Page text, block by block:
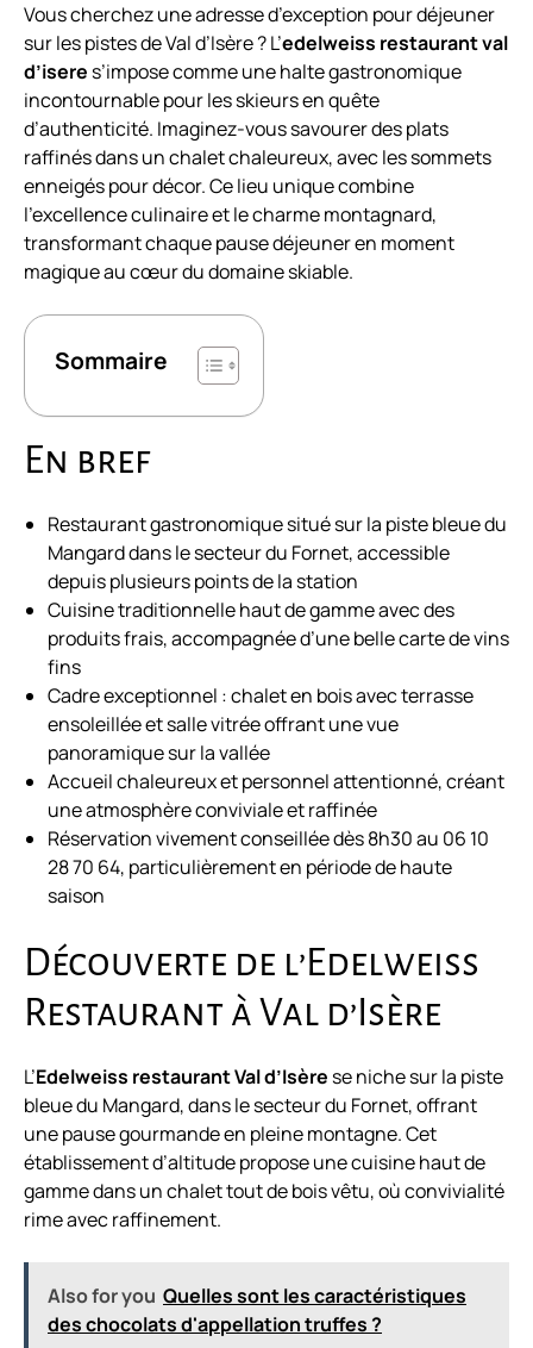
Vous cherchez une adresse d’exception pour déjeuner
sur les pistes de Val d’Isère ? L’edelweiss restaurant val
d’isere s’impose comme une halte gastronomique
incontournable pour les skieurs en quête
d’authenticité. Imaginez-vous savourer des plats
raffinés dans un chalet chaleureux, avec les sommets
enneigés pour décor. Ce lieu unique combine
l’excellence culinaire et le charme montagnard,
transformant chaque pause déjeuner en moment
magique au cœur du domaine skiable.
Sommaire
En bref
Restaurant gastronomique situé sur la piste bleue du
Mangard dans le secteur du Fornet, accessible
depuis plusieurs points de la station
Cuisine traditionnelle haut de gamme avec des
produits frais, accompagnée d’une belle carte de vins
fins
Cadre exceptionnel : chalet en bois avec terrasse
ensoleillée et salle vitrée offrant une vue
panoramique sur la vallée
Accueil chaleureux et personnel attentionné, créant
une atmosphère conviviale et raffinée
Réservation vivement conseillée dès 8h30 au 06 10
28 70 64, particulièrement en période de haute
saison
Découverte de l’Edelweiss
Restaurant à Val d’Isère
L’Edelweiss restaurant Val d’Isère se niche sur la piste
bleue du Mangard, dans le secteur du Fornet, offrant
une pause gourmande en pleine montagne. Cet
établissement d’altitude propose une cuisine haut de
gamme dans un chalet tout de bois vêtu, où convivialité
rime avec raffinement.
Also for you Quelles sont les caractéristiques
des chocolats d'appellation truffes ?